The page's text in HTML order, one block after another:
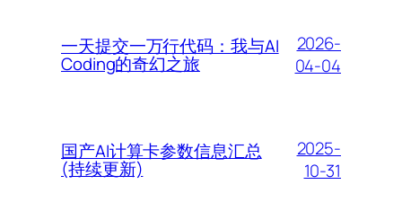
一天提交一万行代码：我与AI
Coding的奇幻之旅
2026-
04-04
国产AI计算卡参数信息汇总
(持续更新)
2025-
10-31